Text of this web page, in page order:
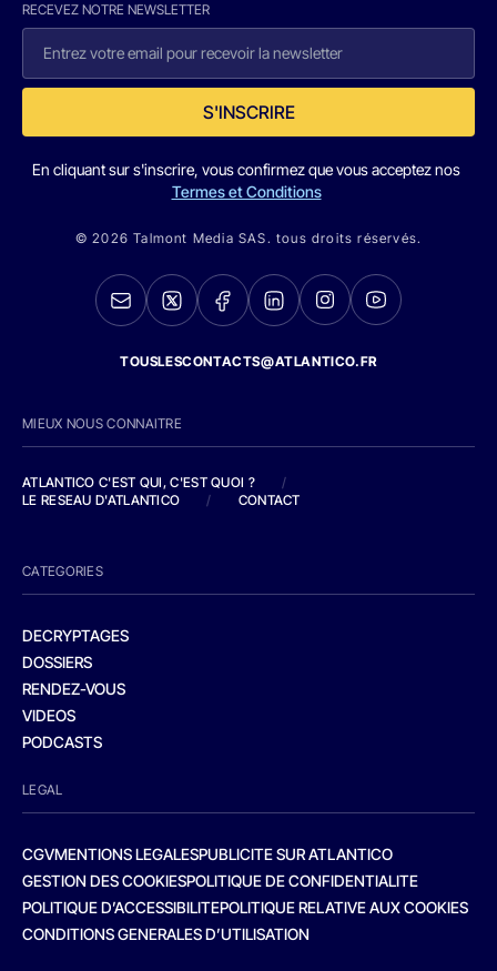
RECEVEZ NOTRE NEWSLETTER
S'INSCRIRE
En cliquant sur s'inscrire, vous confirmez que vous acceptez nos
Termes et Conditions
© 2026 Talmont Media SAS. tous droits réservés.
TOUSLESCONTACTS@ATLANTICO.FR
MIEUX NOUS CONNAITRE
ATLANTICO C'EST QUI, C'EST QUOI ?
/
LE RESEAU D'ATLANTICO
/ CONTACT
CATEGORIES
DECRYPTAGES
DOSSIERS
RENDEZ-VOUS
VIDEOS
PODCASTS
LEGAL
CGVMENTIONS LEGALESPUBLICITE SUR ATLANTICO
GESTION DES COOKIESPOLITIQUE DE CONFIDENTIALITE
POLITIQUE D’ACCESSIBILITEPOLITIQUE RELATIVE AUX COOKIES
CONDITIONS GENERALES D’UTILISATION